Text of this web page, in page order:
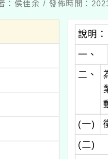
：侯佳余 / 發佈時間：
說明：
一、
二、
(一)
(二)